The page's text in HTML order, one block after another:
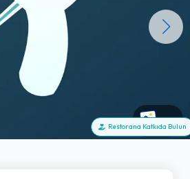
+0
Restorana Katkıda Bulun